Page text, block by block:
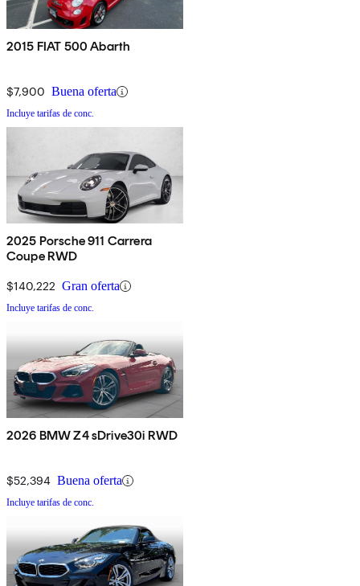
2015 FIAT 500 Abarth
$7,900 Buena oferta
Incluye tarifas de conc.
2025 Porsche 911 Carrera
Coupe RWD
$140,222 Gran oferta
Incluye tarifas de conc.
2026 BMW Z4 sDrive30i RWD
$52,394 Buena oferta
Incluye tarifas de conc.